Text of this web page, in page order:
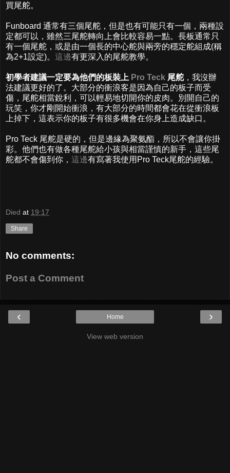
買尾舵。
Funboard 通常有三個尾舵，但是也有可能只有一個，兩種設
定都可以，雖然三尾舵轉向上會比較容易一點。長板通常只
有一個尾舵，或是由一個長的中心舵與兩旁的穩定舵組成(稱
為2+1設定)。 這邊有更深入的尾舵教學。
初學者建議一定要為他們的板裝上 Pro Teck 尾舵，我沒辦
法建議更好的了。大部分的衝浪客是因為自己的板子而受
傷，尾舵相當銳利，可以輕易地切開你的皮肉。別開自己的
玩笑，你才剛開始衝浪，有大部分的時間都會花在從衝浪板
上掉下，這表示你的板子有很多機會在你身上造成缺口。
Pro Teck 尾舵是硬的，但是邊緣為聚氨酯，所以不會讓你掛
彩。他們也有做各種尾舵給小孩與相當謹慎的新手，這些尾
舵都不會傷到你， 這邊有寫著我使用Pro Teck尾舵的經驗。
Died at 19:17
Share
No comments:
Post a Comment
‹ ›
Home
View web version